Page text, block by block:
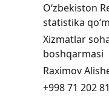
O‘zbekiston
statistika
Xizmatlar
boshqarmasi
Raximov
+998 71 202